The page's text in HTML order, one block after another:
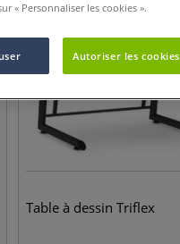
Table à dessin Triflex
« Personnaliser les cookies ».
Autoriser les cookies